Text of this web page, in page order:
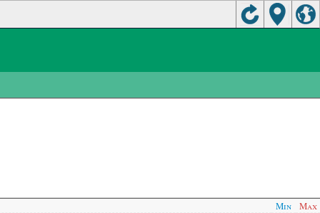
Min Max